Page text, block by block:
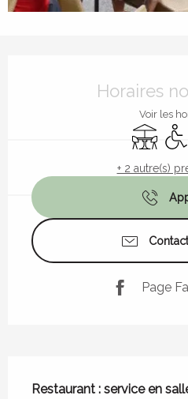
Horaires
Voir les
Terrasse
+ 2 autre(s)
Page
Restaurant : service en